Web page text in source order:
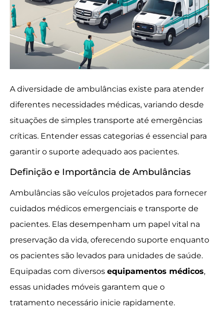
A diversidade de ambulâncias existe para atender
diferentes necessidades médicas, variando desde
situações de simples transporte até emergências
críticas. Entender essas categorias é essencial para
garantir o suporte adequado aos pacientes.
Definição e Importância de Ambulâncias
Ambulâncias são veículos projetados para fornecer
cuidados médicos emergenciais e transporte de
pacientes. Elas desempenham um papel vital na
preservação da vida, oferecendo suporte enquanto
os pacientes são levados para unidades de saúde.
Equipadas com diversos equipamentos médicos,
essas unidades móveis garantem que o
tratamento necessário inicie rapidamente.